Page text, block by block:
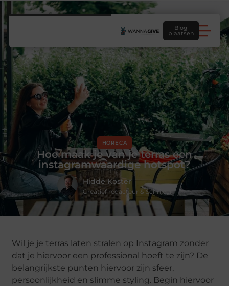
Blog
plaatsen
HORECA
Hoe maak je van je terras een
instagramwaardige hotspot?
Hidde Koster
Creatief redacteur & Schrijver
Wil je je terras laten stralen op Instagram zonder
dat je hiervoor een professional hoeft te zijn? De
belangrijkste punten hiervoor zijn sfeer,
persoonlijkheid en slimme styling. Begin hiervoor